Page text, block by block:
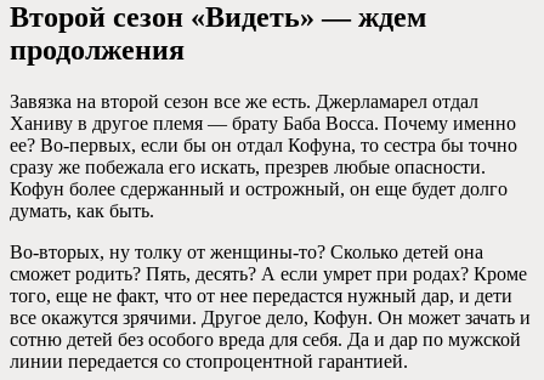
Второй сезон «Видеть» — ждем
продолжения
Завязка на второй сезон все же есть. Джерламарел отдал
Ханиву в другое племя — брату Баба Восса. Почему именно
ее? Во-первых, если бы он отдал Кофуна, то сестра бы точно
сразу же побежала его искать, презрев любые опасности.
Кофун более сдержанный и острожный, он еще будет долго
думать, как быть.
Во-вторых, ну толку от женщины-то? Сколько детей она
сможет родить? Пять, десять? А если умрет при родах? Кроме
того, еще не факт, что от нее передастся нужный дар, и дети
все окажутся зрячими. Другое дело, Кофун. Он может зачать и
сотню детей без особого вреда для себя. Да и дар по мужской
линии передается со стопроцентной гарантией.